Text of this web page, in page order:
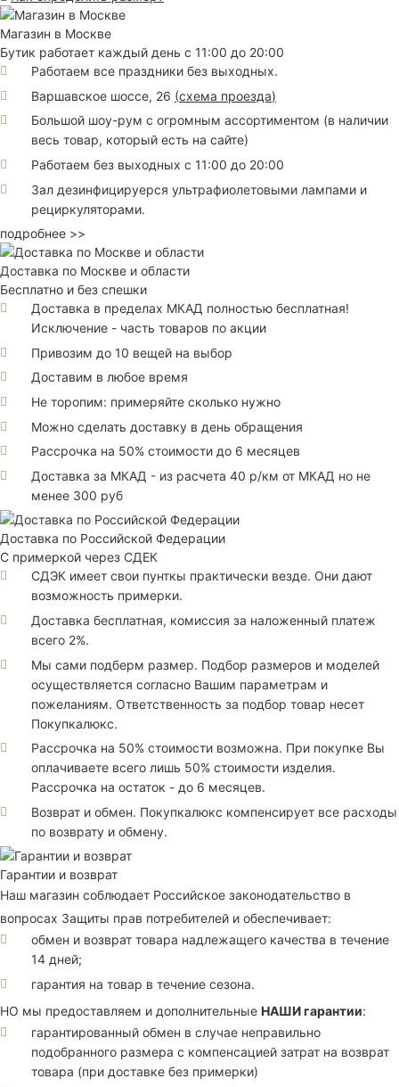
Магазин в Москве
Бутик работает каждый день с 11:00 до 20:00
Работаем все праздники без выходных.
Варшавское шоссе, 26 (схема проезда)
Большой шоу-рум с огромным ассортиментом (в наличии
весь товар, который есть на сайте)
Работаем без выходных с 11:00 до 20:00
Зал дезинфицируерся ультрафиолетовыми лампами и
рециркуляторами.
подробнее >>
Доставка по Москве и области
Бесплатно и без спешки
Доставка в пределах МКАД полностью бесплатная!
Исключение - часть товаров по акции
Привозим до 10 вещей на выбор
Доставим в любое время
Не торопим: примеряйте сколько нужно
Можно сделать доставку в день обращения
Рассрочка на 50% стоимости до 6 месяцев
Доставка за МКАД - из расчета 40 р/км от МКАД но не
менее 300 руб
Доставка по Российской Федерации
С примеркой через СДЕК
СДЭК имеет свои пунткы практически везде. Они дают
возможность примерки.
Доставка бесплатная, комиссия за наложенный платеж
всего 2%.
Мы сами подберм размер. Подбор размеров и моделей
осуществляется согласно Вашим параметрам и
пожеланиям. Ответственность за подбор товар несет
Покупкалюкс.
Рассрочка на 50% стоимости возможна. При покупке Вы
оплачиваете всего лишь 50% стоимости изделия.
Рассрочка на остаток - до 6 месяцев.
Возврат и обмен. Покупкалюкс компенсирует все расходы
по возврату и обмену.
Гарантии и возврат
Наш магазин соблюдает Российское законодательство в
вопросах Защиты прав потребителей и обеспечивает:
обмен и возврат товара надлежащего качества в течение
14 дней;
гарантия на товар в течение сезона.
НО мы предоставляем и дополнительные НАШИ гарантии:
гарантированный обмен в случае неправильно
подобранного размера с компенсацией затрат на возврат
товара (при доставке без примерки)